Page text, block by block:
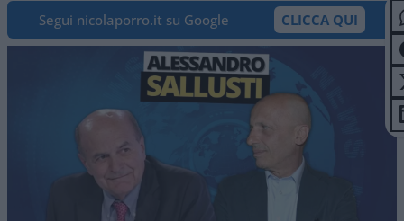
Segui nicolaporro.it su Google CLICCA QUI